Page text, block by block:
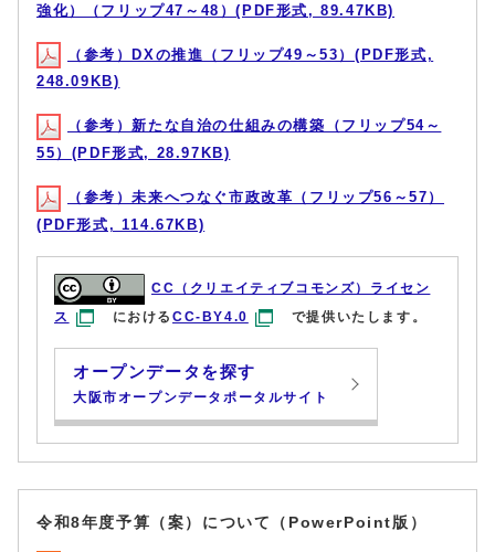
強化）（フリップ47～48）(PDF形式, 89.47KB)
（参考）DXの推進（フリップ49～53）(PDF形式,
248.09KB)
（参考）新たな自治の仕組みの構築（フリップ54～
55）(PDF形式, 28.97KB)
（参考）未来へつなぐ市政改革（フリップ56～57）
(PDF形式, 114.67KB)
CC（クリエイティブコモンズ）ライセン
ス
におけるCC-BY4.0 で提供いたします。
オープンデータを探す
大阪市オープンデータポータルサイト
令和8年度予算（案）について（PowerPoint版）